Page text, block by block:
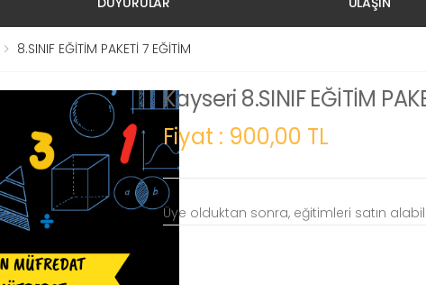
8.SINIF EĞİTİM PAKETİ 7 EĞİTİM
Kayseri 8.SINIF EĞİTİM
Fiyat : 900,00 TL
Üye olduktan sonra, eğitimleri satın